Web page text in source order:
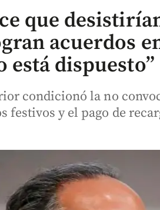
que
acuerdos
está dispuesto”
condicionó la no
festivos y el pago de